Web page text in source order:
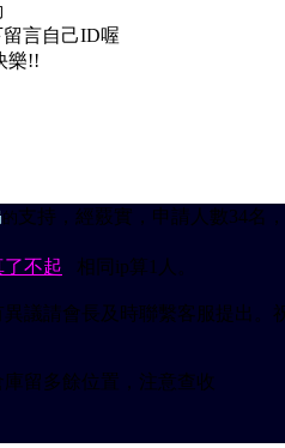
言自己ID喔
樂!!
的 支持，經覈實，申請人數34名
不起 相同ip算1人。
議請會長及時聯繫客服提出。
留多餘位置，注意查收